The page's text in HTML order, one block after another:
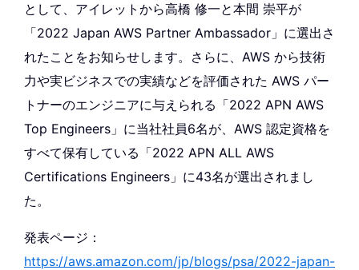
として、アイレットから高橋 修一と本間 崇平が
「2022 Japan AWS Partner Ambassador」に選出さ
れたことをお知らせします。さらに、AWS から技術
力や実ビジネスでの実績などを評価された AWS パー
トナーのエンジニアに与えられる「2022 APN AWS
Top Engineers」に当社社員6名が、AWS 認定資格を
すべて保有している「2022 APN ALL AWS
Certifications Engineers」に43名が選出されまし
た。
発表ページ：
https://aws.amazon.com/jp/blogs/psa/2022-japan-